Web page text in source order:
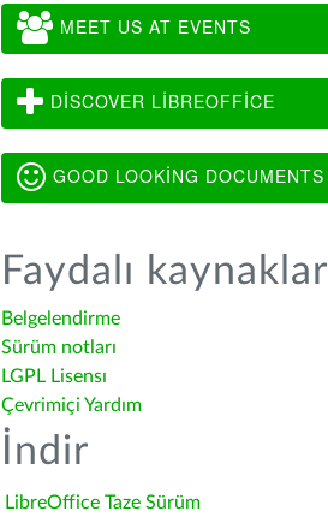
MEET US AT EVENTS
DISCOVER LIBREOFFICE
GOOD LOOKING DOCUMENTS
Faydalı kaynaklar
Belgelendirme
Sürüm notları
LGPL Lisensı
Çevrimiçi Yardım
İndir
LibreOffice Taze Sürüm